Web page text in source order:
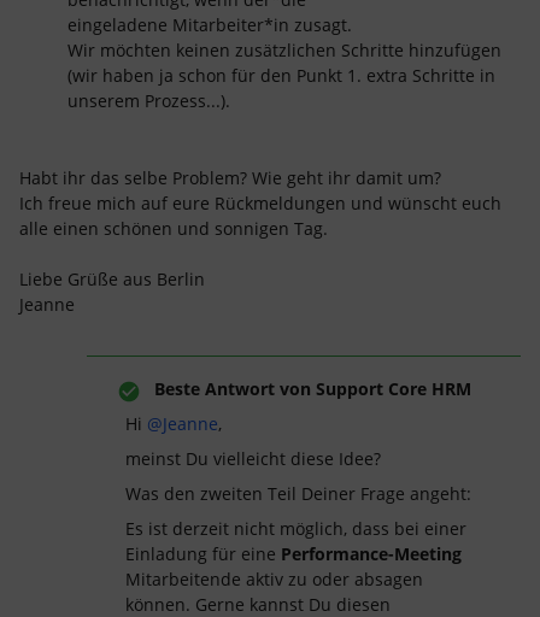
eingeladene Mitarbeiter*in zusagt.
Wir möchten keinen zusätzlichen Schritte hinzufügen
(wir haben ja schon für den Punkt 1. extra Schritte in
unserem Prozess...).
Habt ihr das selbe Problem? Wie geht ihr damit um?
Ich freue mich auf eure Rückmeldungen und wünscht euch
alle einen schönen und sonnigen Tag.
Liebe Grüße aus Berlin
Jeanne
Beste Antwort von Support Core HRM
Hi @Jeanne,
meinst Du vielleicht diese Idee?
Was den zweiten Teil Deiner Frage angeht:
Es ist derzeit nicht möglich, dass bei einer
Einladung für eine Performance-Meeting
Mitarbeitende aktiv zu oder absagen
können. Gerne kannst Du diesen